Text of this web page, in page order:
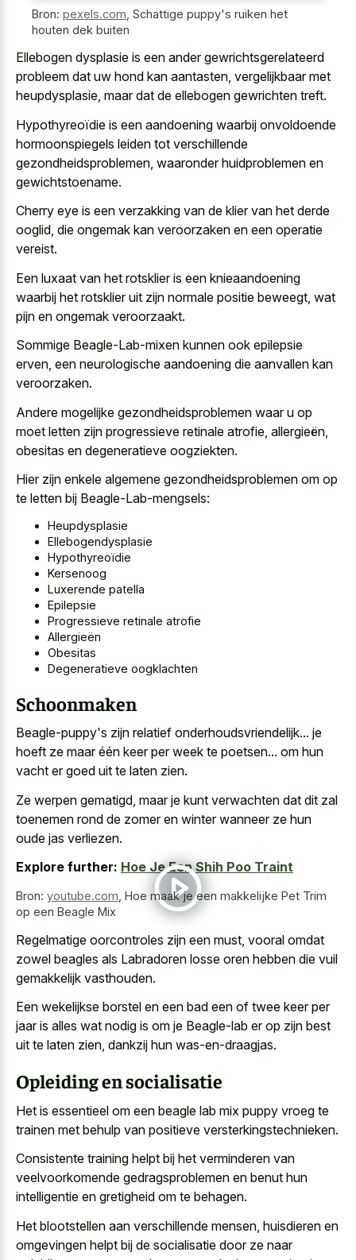
Bron: pexels.com Schattige puppy's ruiken het
houten dek buiten
Ellebogen dysplasie is een andergewrichtsgerelateerd
probleem dat uw hond kan aantasten, vergelijkbaar met
heupdysplasie, maar dat de ellebogen gewrichten treft.
Hypothyreoïdie is een aandoening waarbij onvoldoende
hormoonspiegels leiden tot verschillende
gezondheidsproblemen, waaronder huidproblemen en
gewichtstoename.
Cherry eye is een verzakking van de klier van het derde
ooglid, die ongemak kan veroorzaken en een operatie
vereist.
Een luxaat van het rotsklier is een knieaandoening
waarbij het rotsklier uit zijn normale positie beweegt, wat
pijn en ongemak veroorzaakt.
Sommige Beagle-Lab-mixen kunnen ook epilepsie
erven, een neurologische aandoening die aanvallen kan
veroorzaken.
Andere mogelijke gezondheidsproblemen waar u op
moet letten zijn progressieve retinale atrofie, allergieën,
obesitas en degeneratieve oogziekten.
Hier zijn enkele algemene gezondheidsproblemen om op
te letten bij Beagle-Lab-mengsels:
Heupdysplasie
Ellebogendysplasie
Hypothyreoïdie
Kersenoog
Luxerende patella
Epilepsie
Progressieve retinale atrofie
Allergieën
Obesitas
Degeneratieve oogklachten
Schoonmaken
Beagle-puppy's zijn relatief onderhoudsvriendelijk... je
hoeft ze maar één keer per week te poetsen... om hun
vacht er goed uit te laten zien.
Ze werpen gematigd, maar je kunt verwachten dat dit zal
toenemen rond de zomer en winter wanneer ze hun
oude jas verliezen.
Explore further: Hoe Je Een Shih Poo Traint
Bron: youtube.com, Hoe maak je een makkelijke Pet Trim
op een Beagle Mix
Regelmatige oorcontroles zijn een must, vooral omdat
zowel beagles als Labradoren losse oren hebben die vuil
gemakkelijk vasthouden.
Een wekelijkse borstel en een bad een of twee keer per
jaar is alles wat nodig is om je Beagle-lab er op zijn best
uit te laten zien, dankzij hun was-en-draagjas.
Opleiding en socialisatie
Het is essentieel om een beagle lab mix puppy vroeg te
trainen met behulp van positieve versterkingstechnieken.
Consistente training helpt bij het verminderen van
veelvoorkomende gedragsproblemen en benut hun
intelligentie en gretigheid om te behagen.
Het blootstellen aan verschillende mensen, huisdieren en
omgevingen helpt bij de socialisatie door ze naar